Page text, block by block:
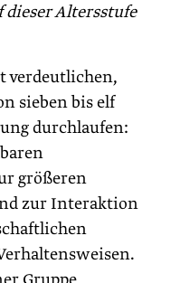
­Altersstufe
verdeutlichen,
sieben bis elf
durchlaufen:
größeren
zur Interaktion